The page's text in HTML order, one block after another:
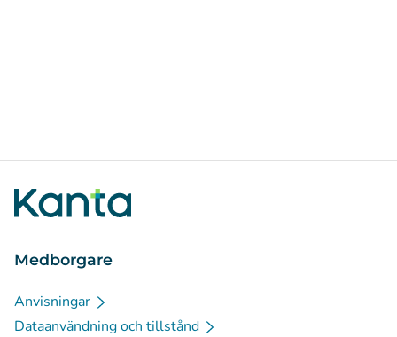
Medborgare
Anvisningar
Dataanvändning och tillstånd